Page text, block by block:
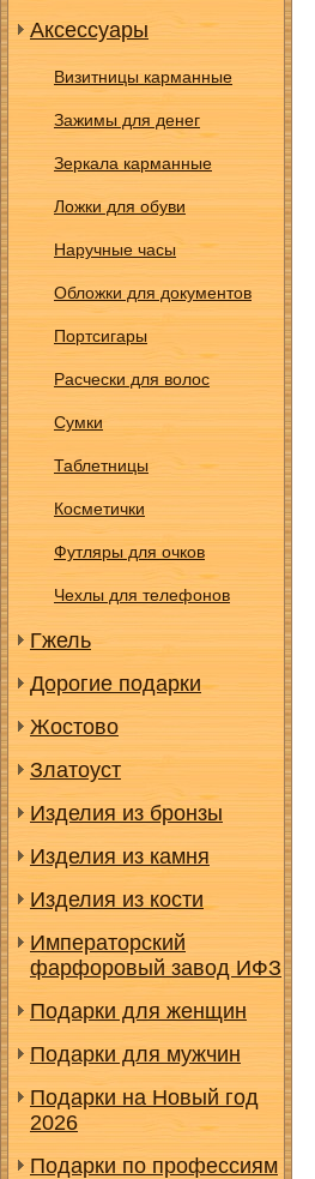
Аксессуары
Визитницы карманные
Зажимы для денег
Зеркала карманные
Ложки для обуви
Наручные часы
Обложки для документов
Портсигары
Расчески для волос
Сумки
Таблетницы
Косметички
Футляры для очков
Чехлы для телефонов
Гжель
Дорогие подарки
Жостово
Златоуст
Изделия из бронзы
Изделия из камня
Изделия из кости
Императорский
фарфоровый завод ИФЗ
Подарки для женщин
Подарки для мужчин
Подарки на Новый год
2026
Подарки по профессиям